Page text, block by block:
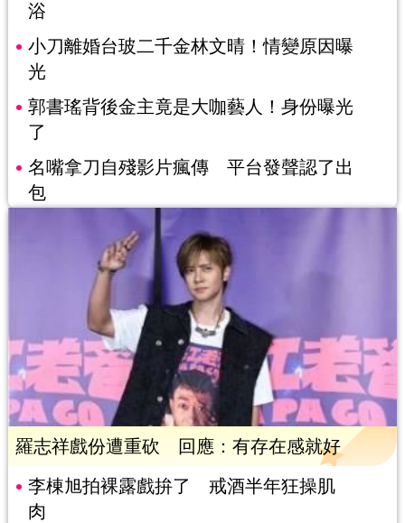
浴
小刀離婚台玻二千金林文晴！情變原因曝
光
郭書瑤背後金主竟是大咖藝人！身份曝光
了
名嘴拿刀自殘影片瘋傳 平台發聲認了出
包
羅志祥戲份遭重砍 回應：有存在感就好
李棟旭拍裸露戲拚了 戒酒半年狂操肌
肉